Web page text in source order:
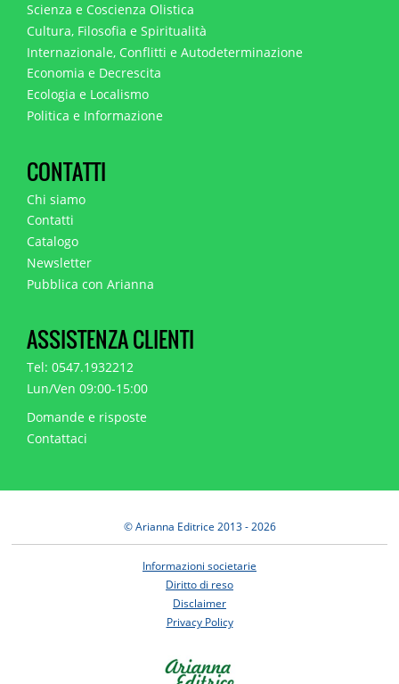
Scienza e Coscienza Olistica
Cultura, Filosofia e Spiritualità
Internazionale, Conflitti e Autodeterminazione
Economia e Decrescita
Ecologia e Localismo
Politica e Informazione
CONTATTI
Chi siamo
Contatti
Catalogo
Newsletter
Pubblica con Arianna
ASSISTENZA CLIENTI
Tel: 0547.1932212
Lun/Ven 09:00-15:00
Domande e risposte
Contattaci
© Arianna Editrice 2013 - 2026
Informazioni societarie
Diritto di reso
Disclaimer
Privacy Policy